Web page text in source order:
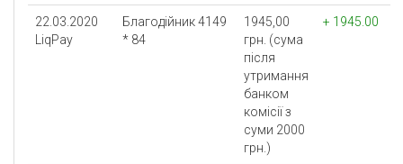
22.03.2020
LiqPay
Благодійник 4149
* 84
1945,00
грн. (сума
після
утримання
банком
комісії з
суми 2000
грн.)
+ 1945.00